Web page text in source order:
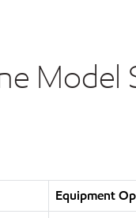
Model
Equipment